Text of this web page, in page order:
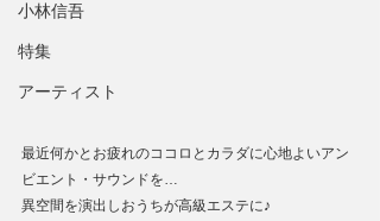
小林信吾
特集
アーティスト
最近何かとお疲れのココロとカラダに心地よいアン
ビエント・サウンドを…
異空間を演出しおうちが高級エステに♪